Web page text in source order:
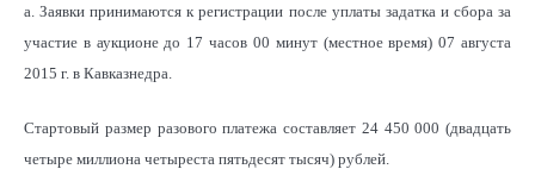
а. Заявки принимаются к регистрации после уплаты задатка и сбора за
участие в аукционе до 17 часов 00 минут (местное время) 07 августа
2015 г. в Кавказнедра.
Стартовый размер разового платежа составляет 24 450 000 (двадцать
четыре миллиона четыреста пятьдесят тысяч) рублей.